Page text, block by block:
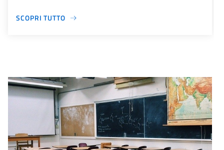
SCOPRI TUTTO